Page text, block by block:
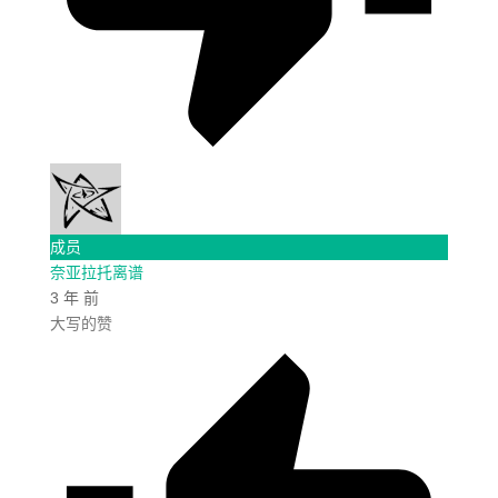
成员
奈亚拉托离谱
3 年 前
大写的赞